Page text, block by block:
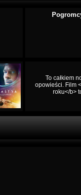
To całkiem
opowieści. Film
roku</b>